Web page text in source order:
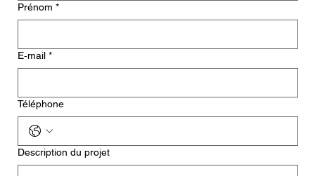
Prénom *
E‑mail *
Téléphone
Description du projet